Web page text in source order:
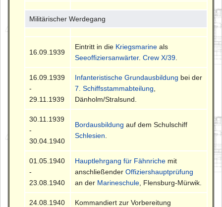
Militärischer Werdegang
16.09.1939
Eintritt in die Kriegsmarine als
Seeoffiziersanwärter.Crew X/39
16.09.1939
-
29.11.1939
Infanteristische Grundausbildung bei der
7. Schiffsstammabteilung
Dänholm/Stralsund.
30.11.1939
-
30.04.1940
Bordausbildung auf dem Schulschiff
Schlesien
01.05.1940
-
23.08.1940
Hauptlehrgang für Fähnriche mit
anschließenderOffiziershauptprüfung
an der Marineschule , Flensburg-Mürwik.
24.08.1940
Kommandiert zur Vorbereitung